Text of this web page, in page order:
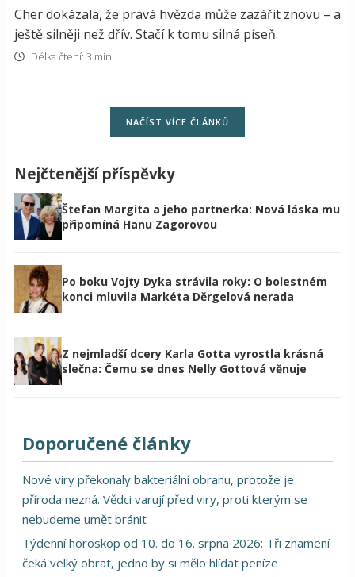
Cher dokázala, že pravá hvězda může zazářit znovu – a
ještě silněji než dřív. Stačí k tomu silná píseň.
Délka čtení: 3 min
NAČÍST VÍCE ČLÁNKŮ
Nejčtenější příspěvky
Štefan Margita a jeho partnerka: Nová láska mu
připomíná Hanu Zagorovou
Po boku Vojty Dyka strávila roky: O bolestném
konci mluvila Markéta Děrgelová nerada
Z nejmladší dcery Karla Gotta vyrostla krásná
slečna: Čemu se dnes Nelly Gottová věnuje
Doporučené články
Nové viry překonaly bakteriální obranu, protože je
příroda nezná. Vědci varují před viry, proti kterým se
nebudeme umět bránit
Týdenní horoskop od 10. do 16. srpna 2026: Tři znamení
čeká velký obrat, jedno by si mělo hlídat peníze